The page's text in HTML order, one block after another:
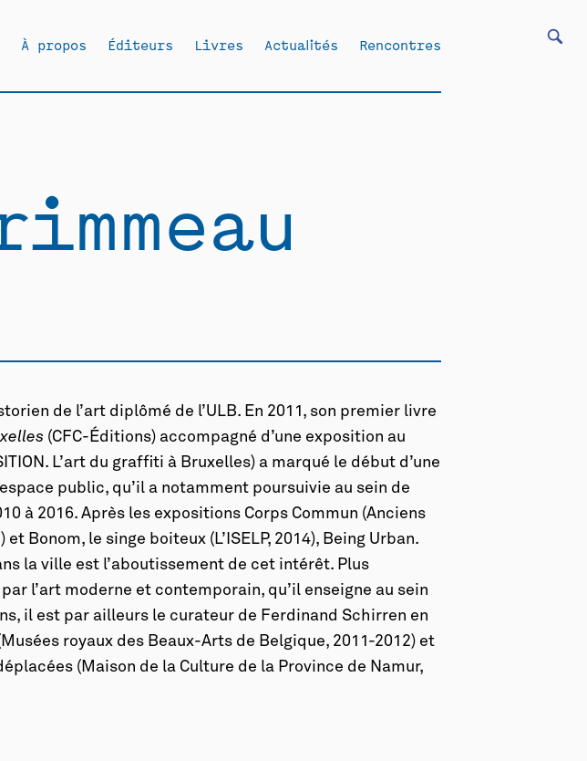
À propos Éditeurs Livres Actualités Rencontres
de l’art diplômé de l’ULB. En 2011, son premier livre
(CFC-Éditions) accompagné d’une exposition au
L’art du graffiti à Bruxelles) a marqué le début d’une
public, qu’il a notamment poursuivie au sein de
à 2016. Après les expositions Corps Commun (Anciens
Bonom, le singe boiteux (L’ISELP, 2014), Being Urban.
la ville est l’aboutissement de cet intérêt. Plus
l’art moderne et contemporain, qu’il enseigne au sein
il est par ailleurs le curateur de Ferdinand Schirren en
royaux des Beaux-Arts de Belgique, 2011-2012) et
(Maison de la Culture de la Province de Namur,